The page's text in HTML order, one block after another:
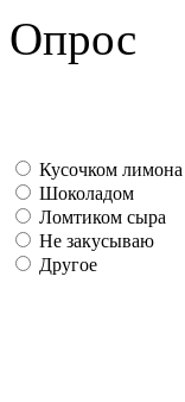
Опрос
Кусочком лимона
Шоколадом
Ломтиком сыра
Не закусываю
Другое